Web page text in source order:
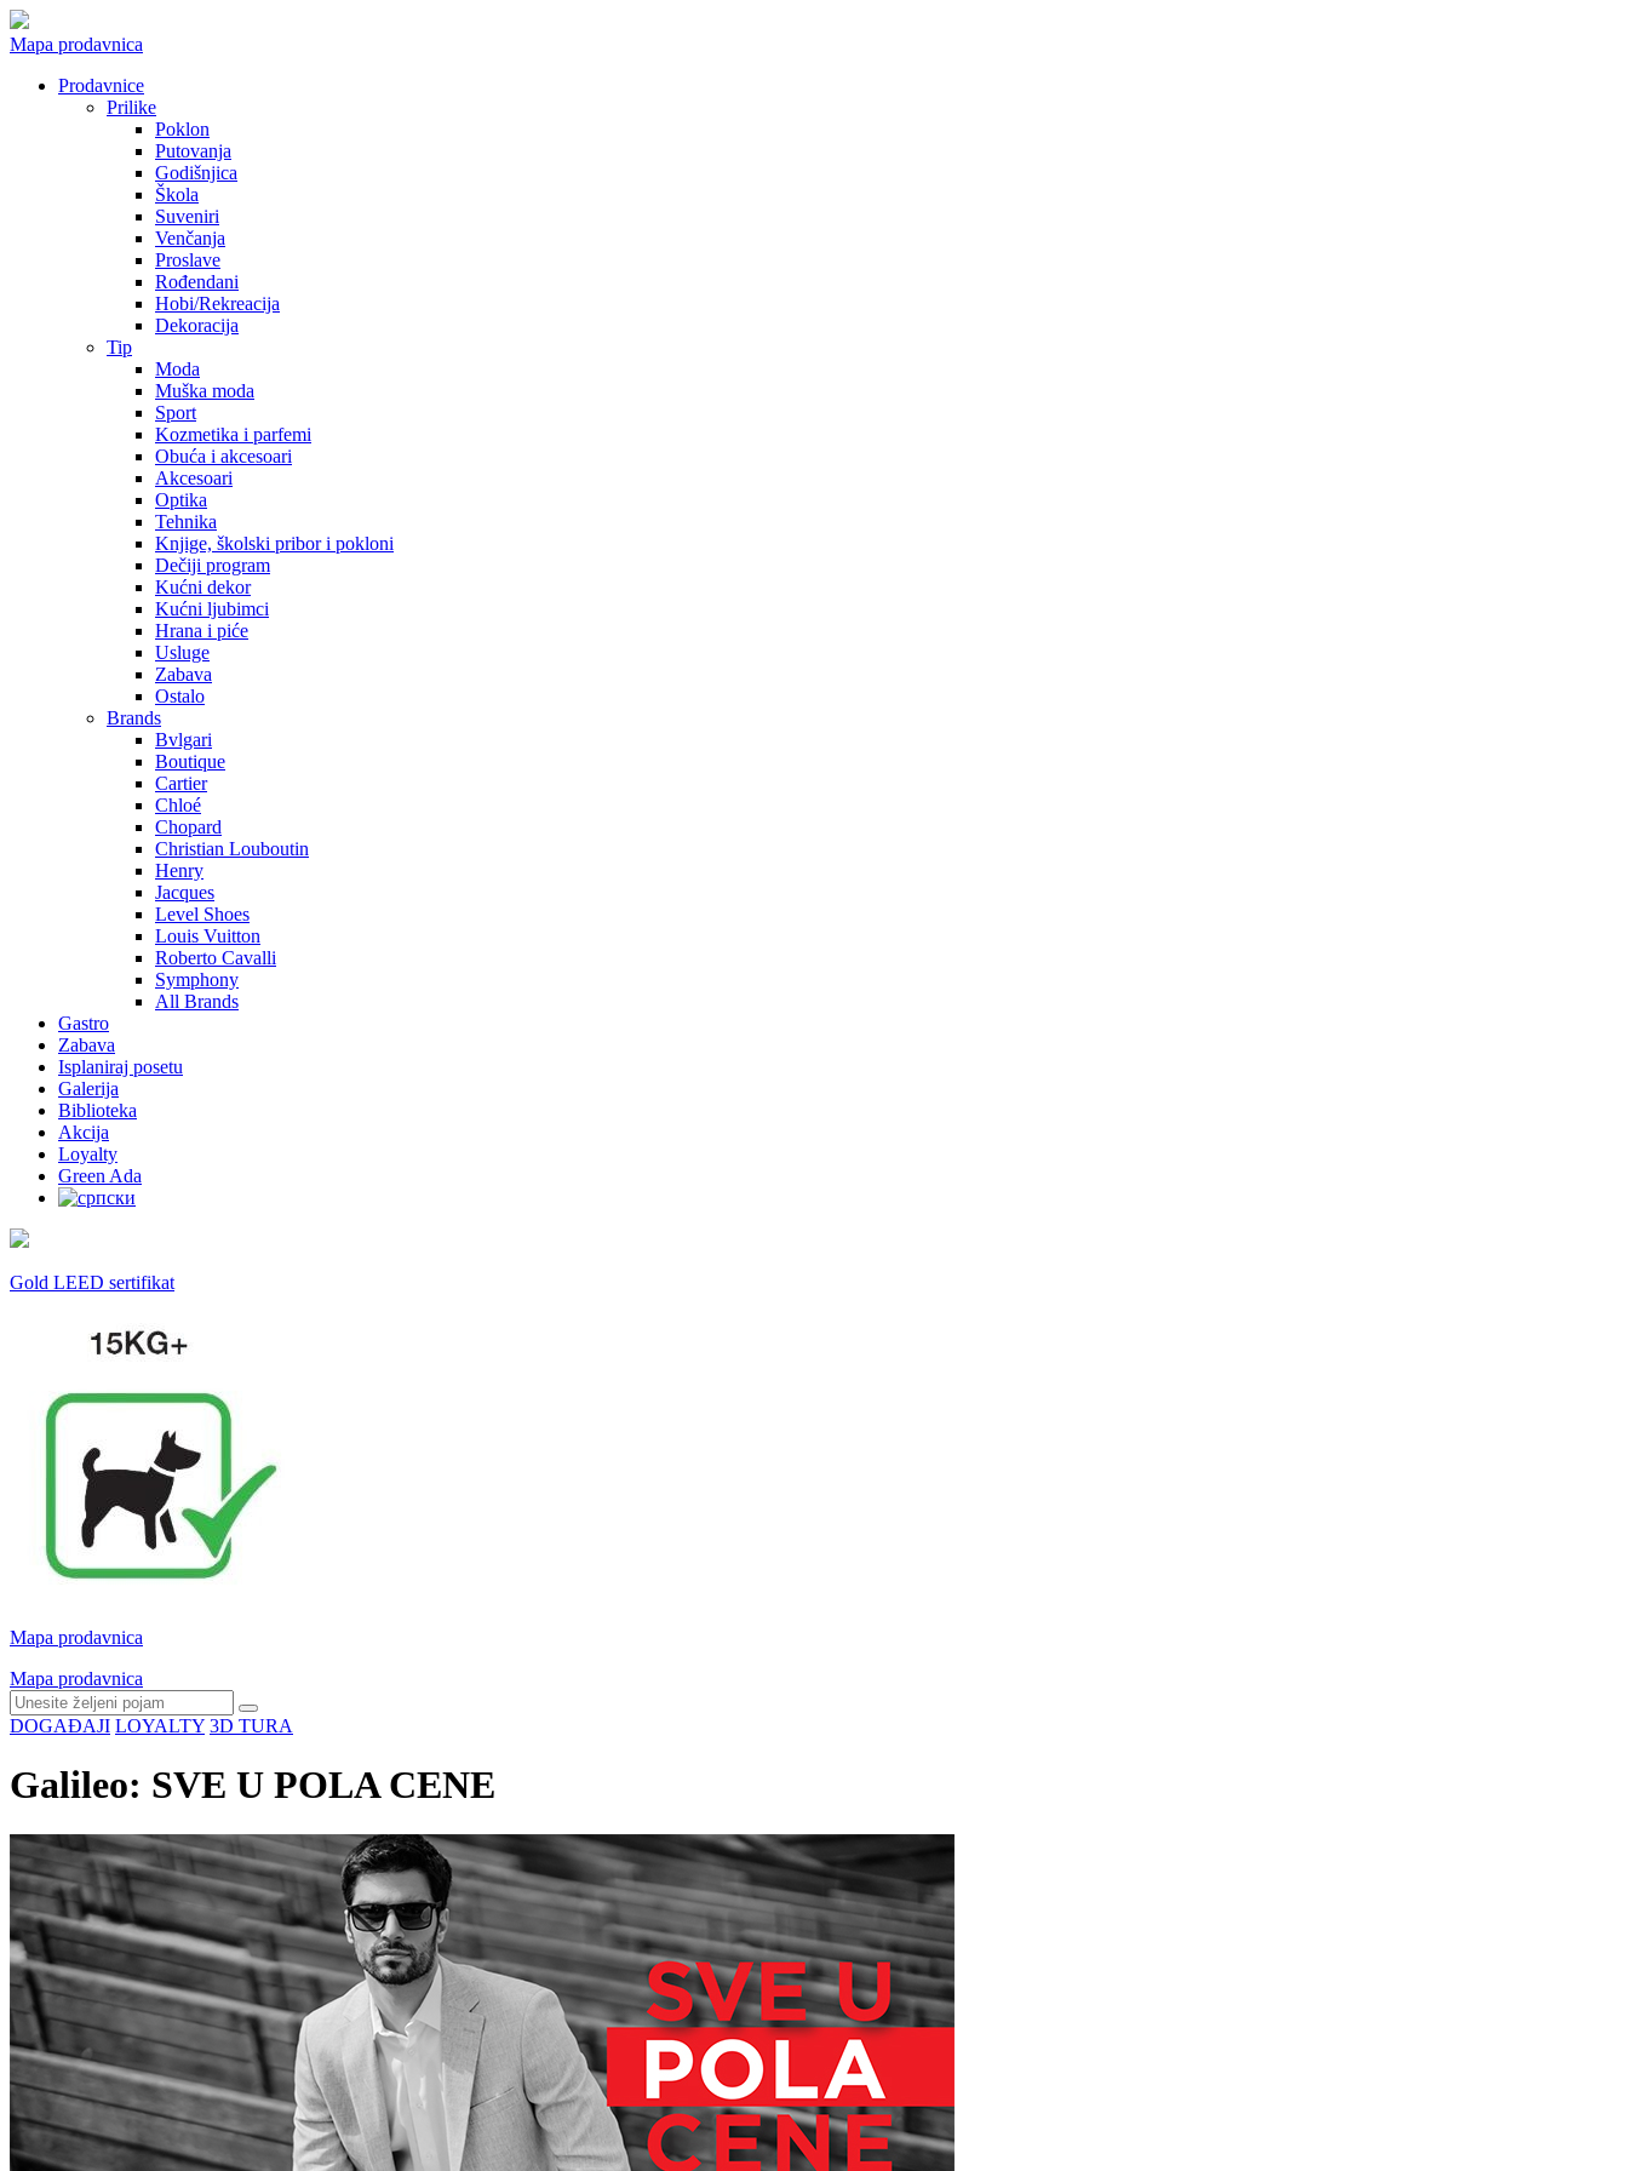
Mapa prodavnica
Prodavnice
Prilike
Poklon
Putovanja
Godišnjica
Škola
Suveniri
Venčanja
Proslave
Rođendani
Hobi/Rekreacija
Dekoracija
Tip
Moda
Muška moda
Sport
Kozmetika i parfemi
Obuća i akcesoari
Akcesoari
Optika
Tehnika
Knjige, školski pribor i pokloni
Dečiji program
Kućni dekor
Kućni ljubimci
Hrana i piće
Usluge
Zabava
Ostalo
Brands
Bvlgari
Boutique
Cartier
Chloé
Chopard
Christian Louboutin
Henry
Jacques
Level Shoes
Louis Vuitton
Roberto Cavalli
Symphony
All Brands
Gastro
Zabava
Isplaniraj posetu
Galerija
Biblioteka
Akcija
Loyalty
Green Ada
Gold LEED sertifikat
Mapa prodavnica
Mapa prodavnica
DOGAĐAJI LOYALTY 3D TURA
Galileo: SVE U POLA CENE